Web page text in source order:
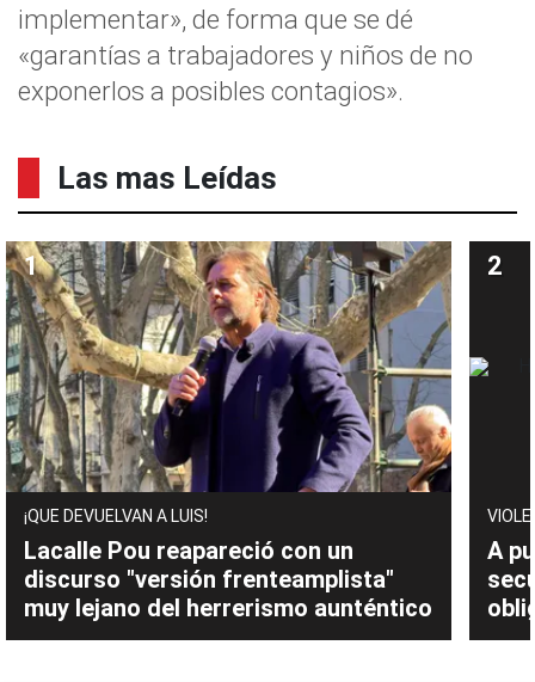
implementar», de forma que se dé
«garantías a trabajadores y niños de no
exponerlos a posibles contagios».
Las mas Leídas
¡QUE DEVUELVAN A LUIS!
Lacalle Pou reapareció con un
discurso "versión frenteamplista"
muy lejano del herrerismo aunténtico
A